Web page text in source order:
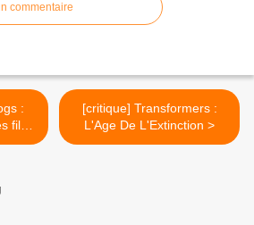
commentaire
films
[critique] Transformers :
L'Age De L'Extinction >